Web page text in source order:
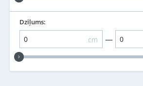
Dziļums:
cm —